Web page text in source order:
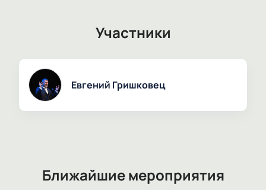
Участники
Евгений Гришковец
Ближайшие мероприятия